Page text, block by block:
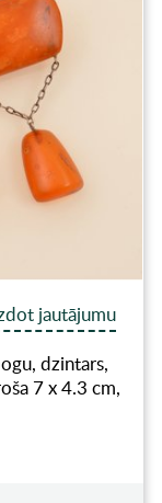
jautājumu
dzintars,
7 x 4.3 cm,